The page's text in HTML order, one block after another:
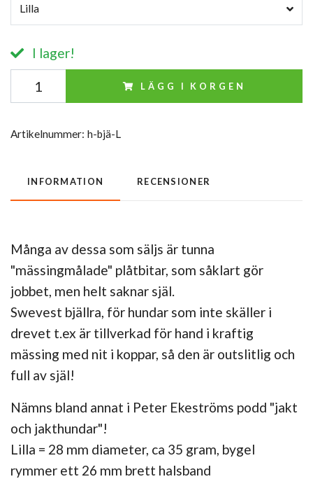
Lilla
I lager!
LÄGG I KORGEN
Artikelnummer: h-bjä-L
INFORMATION RECENSIONER
Många av dessa som säljs är tunna
"mässingmålade" plåtbitar, som såklart gör
jobbet, men helt saknar själ.
Swevest bjällra, för hundar som inte skäller i
drevet t.ex är tillverkad för hand i kraftig
mässing med nit i koppar, så den är outslitlig och
full av själ!
Nämns bland annat i Peter Ekeströms podd "jakt
och jakthundar"!
Lilla = 28 mm diameter, ca 35 gram, bygel
rymmer ett 26 mm brett halsband